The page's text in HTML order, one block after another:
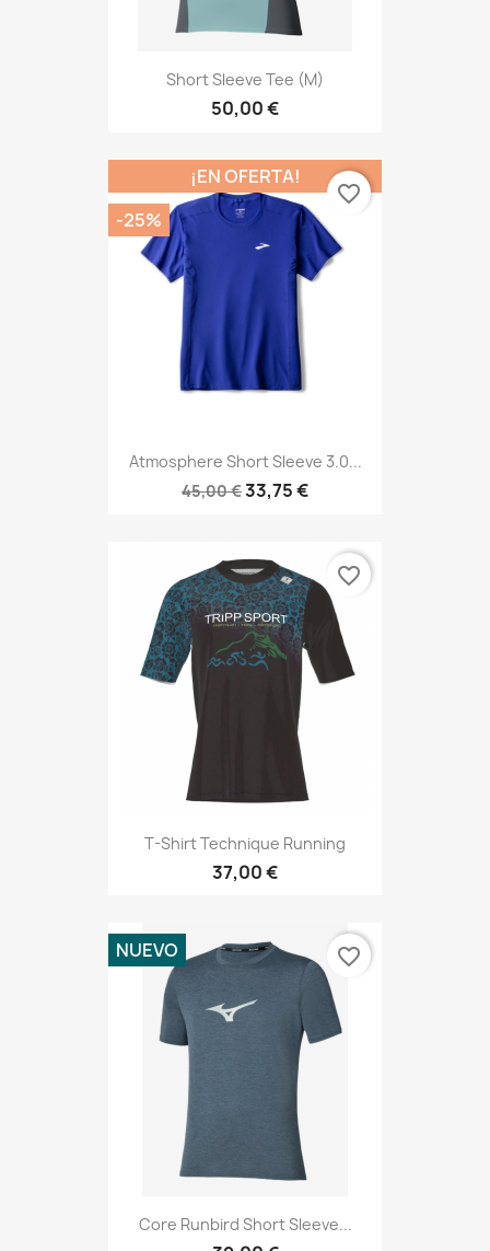
Short Sleeve Tee (M)
50,00 €
Atmosphere Short Sleeve 3.0...
45,00 €33,75 €
¡EN OFERTA!
-25%
favorite_border
T-Shirt Technique Running
37,00 €
favorite_border
Core Runbird Short Sleeve...
NUEVO favorite_border